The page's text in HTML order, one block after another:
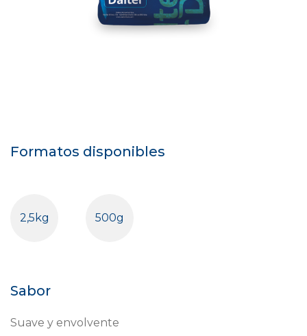
Formatos disponibles
2,5kg 500g
Sabor
Suave y envolvente